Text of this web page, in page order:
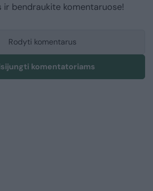
ir bendraukite komentaruose!
Rodyti komentarus
komentatoriams